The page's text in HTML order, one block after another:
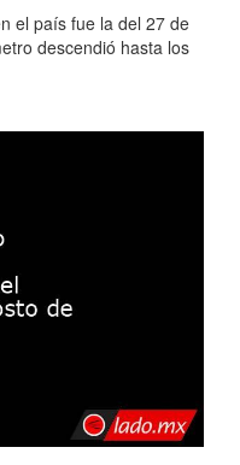
el país fue la del 27 de
descendió hasta los